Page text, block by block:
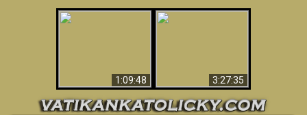
1:09:48 3:27:35